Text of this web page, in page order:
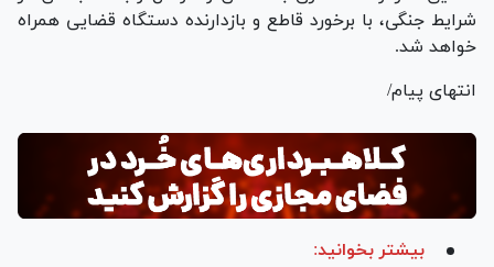
شرایط جنگی، با برخورد قاطع و بازدارنده دستگاه قضایی همراه
خواهد شد.
انتهای پیام/
بیشتر بخوانید: